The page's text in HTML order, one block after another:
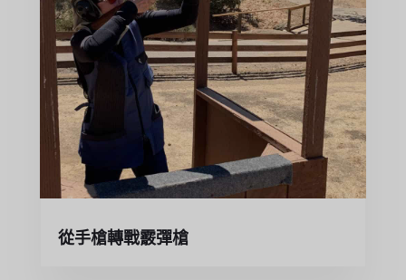
從手槍轉戰霰彈槍